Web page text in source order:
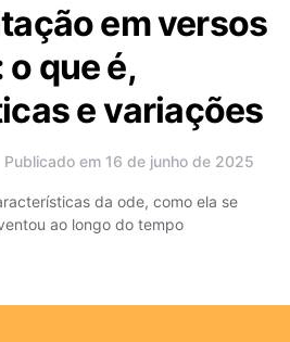
em versos
que é,
e variações
Publicado em 16 de junho de 2025
da ode, como ela se
ao longo do tempo